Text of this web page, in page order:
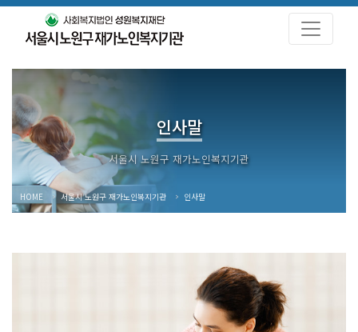
인사말
HOME 서울시 노원구 재가노인복지기관 인사말